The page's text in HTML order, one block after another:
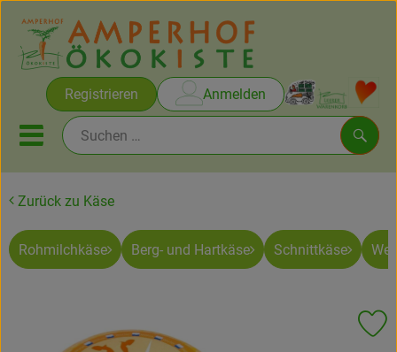
Registrieren Anmelden
Mobiles Menu öffnen oder
Rezepte
Ökokisten
Zurück zu Käse
Rohmilchkäse Berg- und Hartkäse Schnittkäse